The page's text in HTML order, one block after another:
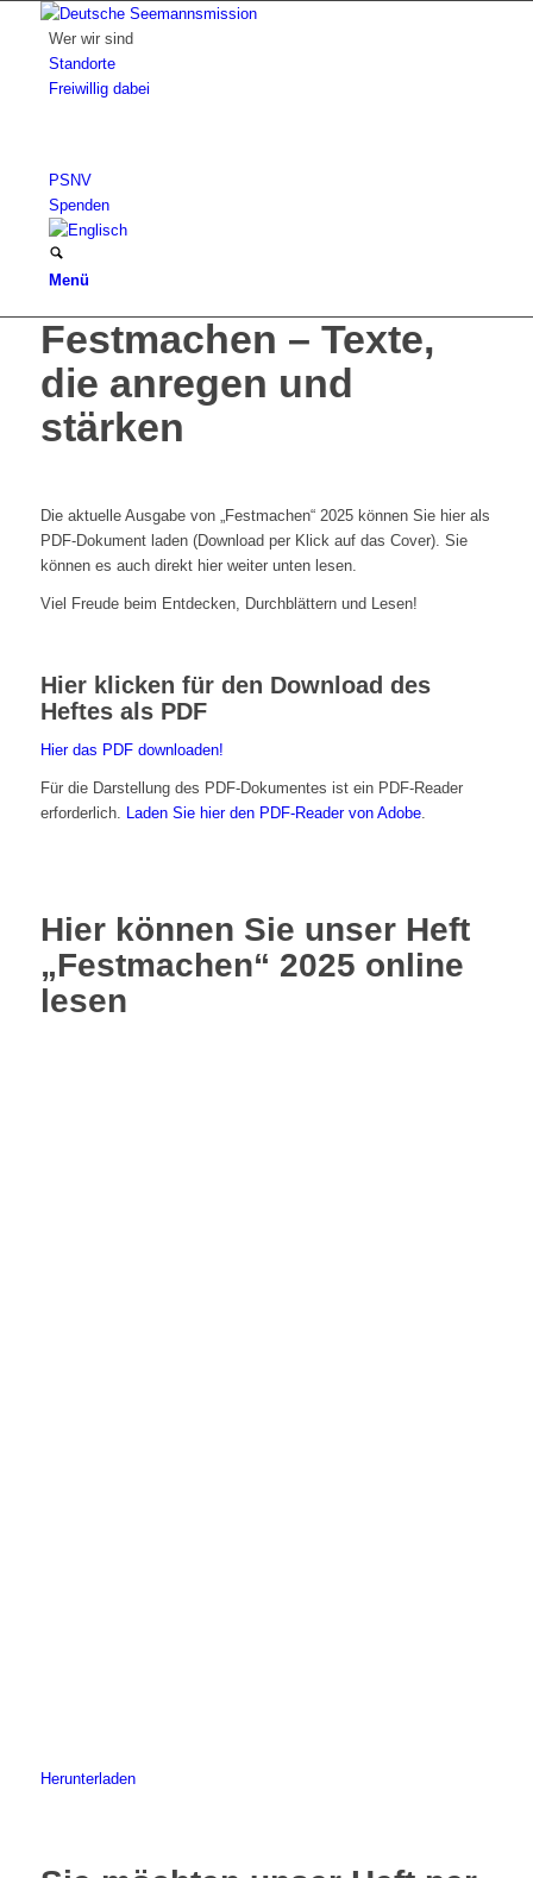
Wer wir sind
Standorte
Freiwillig dabei
PSNV
Spenden
Menü
Festmachen – Texte,
die anregen und
stärken
Die aktuelle Ausgabe von „Festmachen“ 2025 können Sie hier als
PDF-Dokument laden (Download per Klick auf das Cover). Sie
können es auch direkt hier weiter unten lesen.
Viel Freude beim Entdecken, Durchblättern und Lesen!
Hier klicken für den Download des
Heftes als PDF
Hier das PDF downloaden!
Für die Darstellung des PDF-Dokumentes ist ein PDF-Reader
erforderlich. Laden Sie hier den PDF-Reader von Adobe.
Hier können Sie unser Heft
„Festmachen“ 2025 online
lesen
Herunterladen